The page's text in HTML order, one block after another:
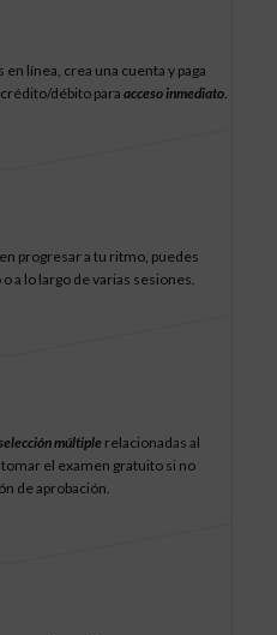
línea, crea una cuenta y paga
débito paraacceso inmediato.
progresar a tu ritmo, puedes
a lo largo de varias sesiones.
múltiple relacionadas al
el examen gratuito si no
de aprobación.